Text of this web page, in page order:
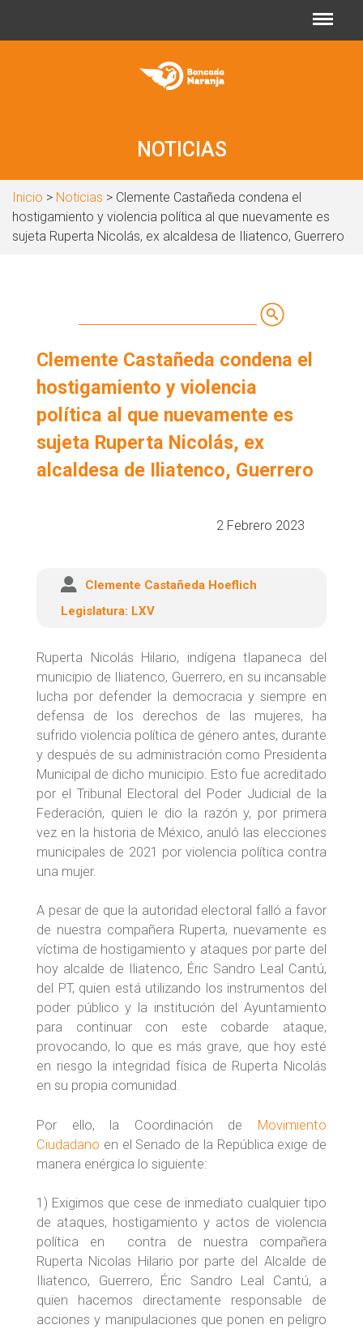
NOTICIAS
Inicio > Noticias > Clemente Castañeda condena el
hostigamiento y violencia política al que nuevamente es
sujeta Ruperta Nicolás, ex alcaldesa de Iliatenco, Guerrero
de
búsqueda
Clemente Castañeda condena el
hostigamiento y violencia
política al que nuevamente es
sujeta Ruperta Nicolás, ex
alcaldesa de Iliatenco, Guerrero
2 Febrero 2023
Clemente Castañeda Hoeflich
Legislatura: LXV
Ruperta Nicolás Hilario, indígena tlapaneca del
municipio de Iliatenco, Guerrero, en su incansable
lucha por defender la democracia y siempre en
defensa de los derechos de las mujeres, ha
sufrido violencia política de género antes, durante
y después de su administración como Presidenta
Municipal de dicho municipio. Esto fue acreditado
por el Tribunal Electoral del Poder Judicial de la
Federación, quien le dio la razón y, por primera
vez en la historia de México, anuló las elecciones
municipales de 2021 por violencia política contra
una mujer.
A pesar de que la autoridad electoral falló a favor
de nuestra compañera Ruperta, nuevamente es
víctima de hostigamiento y ataques por parte del
hoy alcalde de Iliatenco, Éric Sandro Leal Cantú,
del PT, quien está utilizando los instrumentos del
poder público y la institución del Ayuntamiento
para continuar con este cobarde ataque,
provocando, lo que es más grave, que hoy esté
en riesgo la integridad física de Ruperta Nicolás
en su propia comunidad.
Por ello, la Coordinación de Movimiento
Ciudadano en el Senado de la República exige de
manera enérgica lo siguiente:
1) Exigimos que cese de inmediato cualquier tipo
de ataques, hostigamiento y actos de violencia
política en contra de nuestra compañera
Ruperta Nicolas Hilario por parte del Alcalde de
Iliatenco, Guerrero, Éric Sandro Leal Cantú, a
quien hacemos directamente responsable de
acciones y manipulaciones que ponen en peligro